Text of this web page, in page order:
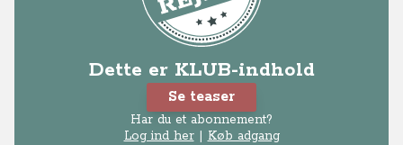
Dette er KLUB-indhold
Se teaser
Har du et abonnement?
Log ind her| Køb adgang